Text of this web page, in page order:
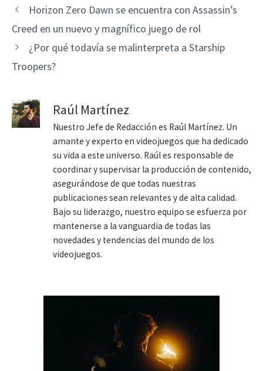
Horizon Zero Dawn se encuentra con Assassin’s
Creed en un nuevo y magnífico juego de rol
¿Por qué todavía se malinterpreta a Starship
Troopers?
Raúl Martínez
Nuestro Jefe de Redacción es Raúl Martínez. Un
amante y experto en videojuegos que ha dedicado
su vida a este universo. Raúl es responsable de
coordinar y supervisar la producción de contenido,
asegurándose de que todas nuestras
publicaciones sean relevantes y de alta calidad.
Bajo su liderazgo, nuestro equipo se esfuerza por
mantenerse a la vanguardia de todas las
novedades y tendencias del mundo de los
videojuegos.